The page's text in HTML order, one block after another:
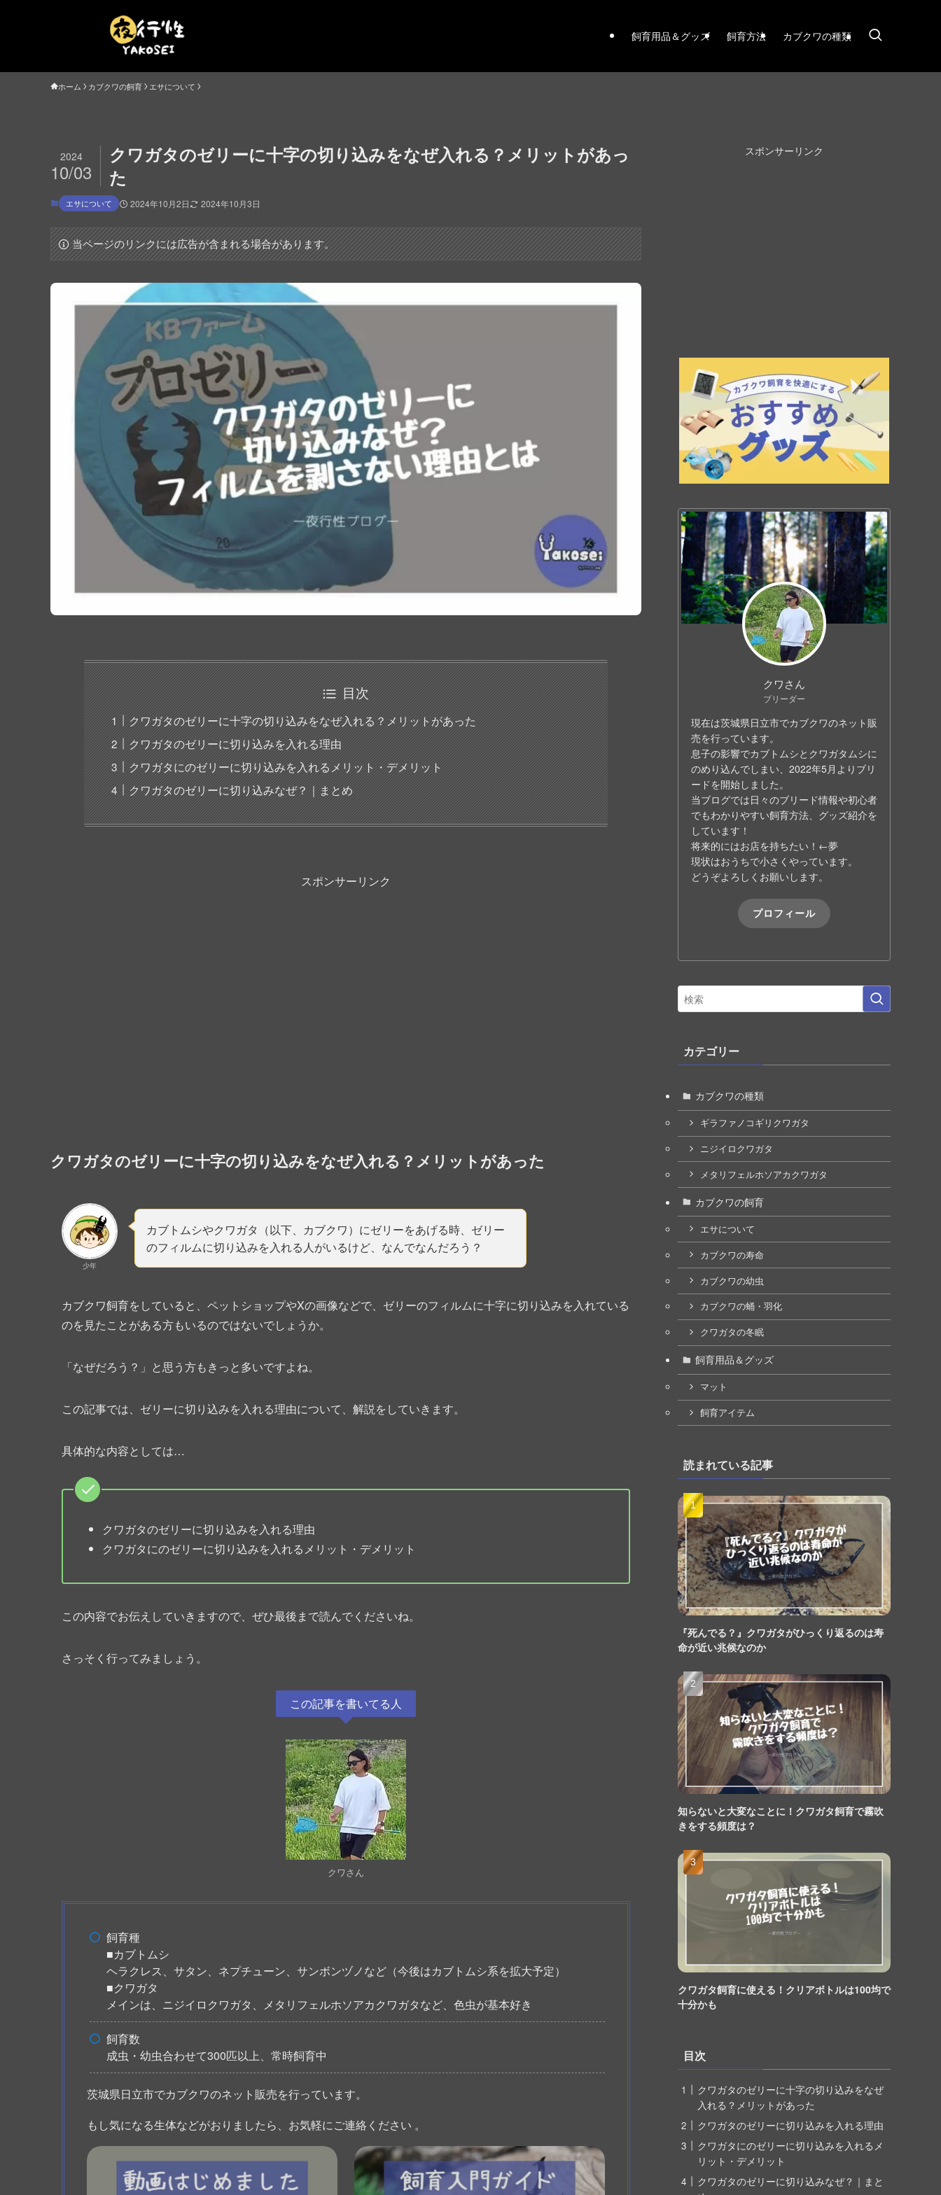
飼育用品＆グッズ 飼育方法 カブクワの種類
ホーム カブクワの飼育 エサについて
クワガタのゼリーに十字の切り込みをなぜ入れる？メリットがあっ
た
2024
10/03
エサについて 2024年10月2日 2024年10月3日
当ページのリンクには広告が含まれる場合があります。
目次
クワガタのゼリーに十字の切り込みをなぜ入れる？メリットがあった
クワガタのゼリーに切り込みを入れる理由
クワガタにのゼリーに切り込みを入れるメリット・デメリット
クワガタのゼリーに切り込みなぜ？｜まとめ
スポンサーリンク
クワガタのゼリーに十字の切り込みをなぜ入れる？メリットがあった
少年
カブトムシやクワガタ（以下、カブクワ）にゼリーをあげる時、ゼリー
のフィルムに切り込みを入れる人がいるけど、なんでなんだろう？
カブクワ飼育をしていると、ペットショップやXの画像などで、ゼリーのフィルムに十字に切り込みを入れている
のを見たことがある方もいるのではないでしょうか。
「なぜだろう？」と思う方もきっと多いですよね。
この記事では、ゼリーに切り込みを入れる理由について、解説をしていきます。
具体的な内容としては…
クワガタのゼリーに切り込みを入れる理由
クワガタにのゼリーに切り込みを入れるメリット・デメリット
この内容でお伝えしていきますので、ぜひ最後まで読んでくださいね。
さっそく行ってみましょう。
この記事を書いてる人
クワさん
飼育種
■カブトムシ
ヘラクレス、サタン、ネプチューン、サンボンヅノなど（今後はカブトムシ系を拡大予定）
■クワガタ
メインは、ニジイロクワガタ、メタリフェルホソアカクワガタなど、色虫が基本好き
飼育数
成虫・幼虫合わせて300匹以上、常時飼育中
茨城県日立市でカブクワのネット販売を行っています。
もし気になる生体などがおりましたら、お気軽にご連絡ください 。
スポンサーリンク
クワさん
ブリーダー
現在は茨城県日立市でカブクワのネット販
売を行っています。
息子の影響でカブトムシとクワガタムシに
のめり込んでしまい、2022年5月よりブリ
ードを開始しました。
当ブログでは日々のブリード情報や初心者
でもわかりやすい飼育方法、グッズ紹介を
しています！
将来的にはお店を持ちたい！←夢
現状はおうちで小さくやっています。
どうぞよろしくお願いします。
プロフィール
カテゴリー
カブクワの種類
ギラファノコギリクワガタ
ニジイロクワガタ
メタリフェルホソアカクワガタ
カブクワの飼育
エサについて
カブクワの寿命
カブクワの幼虫
カブクワの蛹・羽化
クワガタの冬眠
飼育用品＆グッズ
マット
飼育アイテム
読まれている記事
『死んでる？』クワガタがひっくり返るのは寿
命が近い兆候なのか
知らないと大変なことに！クワガタ飼育で霧吹
きをする頻度は？
クワガタ飼育に使える！クリアボトルは100均で
十分かも
目次
クワガタのゼリーに十字の切り込みをなぜ
入れる？メリットがあった
クワガタのゼリーに切り込みを入れる理由
クワガタにのゼリーに切り込みを入れるメ
リット・デメリット
クワガタのゼリーに切り込みなぜ？｜まと